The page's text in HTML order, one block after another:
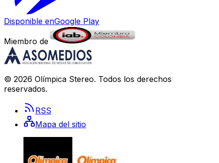
Disponible enGoogle Play
Miembro de
© 2026 Olímpica Stereo. Todos los derechos
reservados.
RSS
Mapa del sitio